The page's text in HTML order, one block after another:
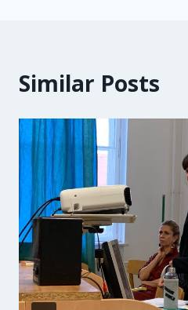
Similar Posts